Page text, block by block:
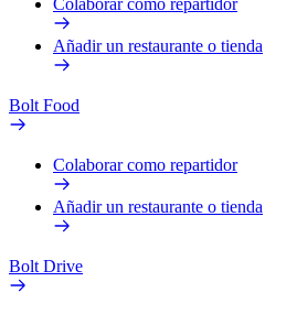
Colaborar como repartidor
Añadir un restaurante o tienda
Bolt Food
Colaborar como repartidor
Añadir un restaurante o tienda
Bolt Drive